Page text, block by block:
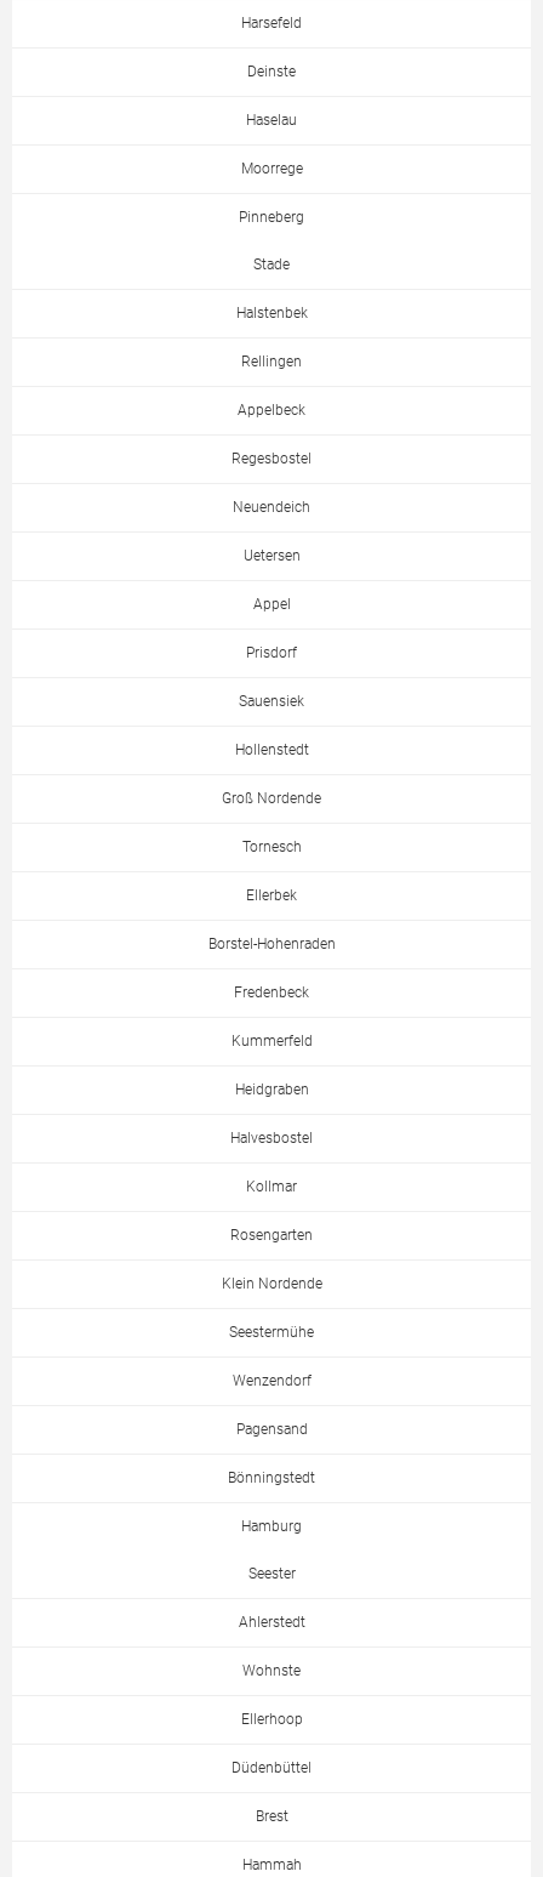
Harsefeld
Deinste
Haselau
Moorrege
Pinneberg
Stade
Halstenbek
Rellingen
Appelbeck
Regesbostel
Neuendeich
Uetersen
Appel
Prisdorf
Sauensiek
Hollenstedt
Groß Nordende
Tornesch
Ellerbek
Borstel-Hohenraden
Fredenbeck
Kummerfeld
Heidgraben
Halvesbostel
Kollmar
Rosengarten
Klein Nordende
Seestermühe
Wenzendorf
Pagensand
Bönningstedt
Hamburg
Seester
Ahlerstedt
Wohnste
Ellerhoop
Düdenbüttel
Brest
Hammah